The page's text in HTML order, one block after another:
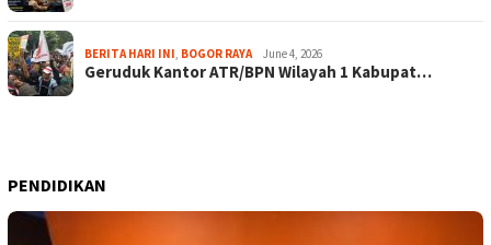
BERITA HARI INI, BOGOR RAYA June 4, 2026
Geruduk Kantor ATR/BPN Wilayah 1 Kabupat…
PENDIDIKAN